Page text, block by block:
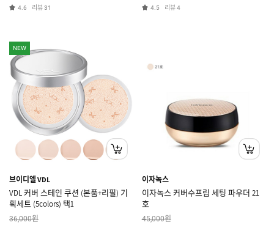
4.6 리뷰31 4.5 리뷰4
NEW
브이디엘 VDL
VDL 커버 스테인 쿠션 (본품+리필) 기
획세트 (5colors) 택1
36,000원
이자녹스
이자녹스 커버수프림 세팅 파우더 21
호
45,000원